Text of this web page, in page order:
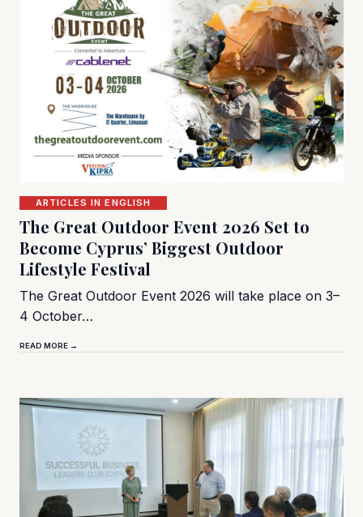
ARTICLES IN ENGLISH
The Great Outdoor Event 2026 Set to
Become Cyprus’ Biggest Outdoor
Lifestyle Festival
The Great Outdoor Event 2026 will take place on 3–
4 October…
READ MORE →